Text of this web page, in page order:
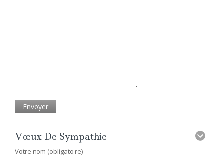
Vœux De Sympathie
Votre nom (obligatoire)